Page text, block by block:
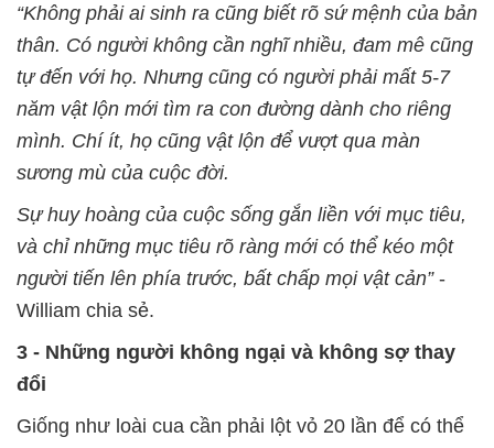
“Không phải ai sinh ra cũng biết rõ sứ mệnh của bản
thân. Có người không cần nghĩ nhiều, đam mê cũng
tự đến với họ. Nhưng cũng có người phải mất 5-7
năm vật lộn mới tìm ra con đường dành cho riêng
mình. Chí ít, họ cũng vật lộn để vượt qua màn
sương mù của cuộc đời.
Sự huy hoàng của cuộc sống gắn liền với mục tiêu,
và chỉ những mục tiêu rõ ràng mới có thể kéo một
người tiến lên phía trước, bất chấp mọi vật cản”-
William chia sẻ.
3 - Những người không ngại và không sợ thay
đổi
Giống như loài cua cần phải lột vỏ 20 lần để có thể